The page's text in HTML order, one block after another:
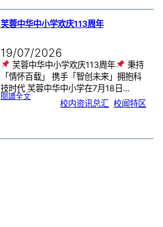
笔
集
．
长
荣
书
画
展
开
幕
芙蓉中华中小学欢庆113周年
19/07/2026
芙蓉中华中小学欢庆113周年
秉持
「情怀百载」 携手「智创未来」拥抱科
技时代 芙蓉中华中小学在7月18日…
閱讀全文:芙
1
1
校内资讯总汇 校闻特区